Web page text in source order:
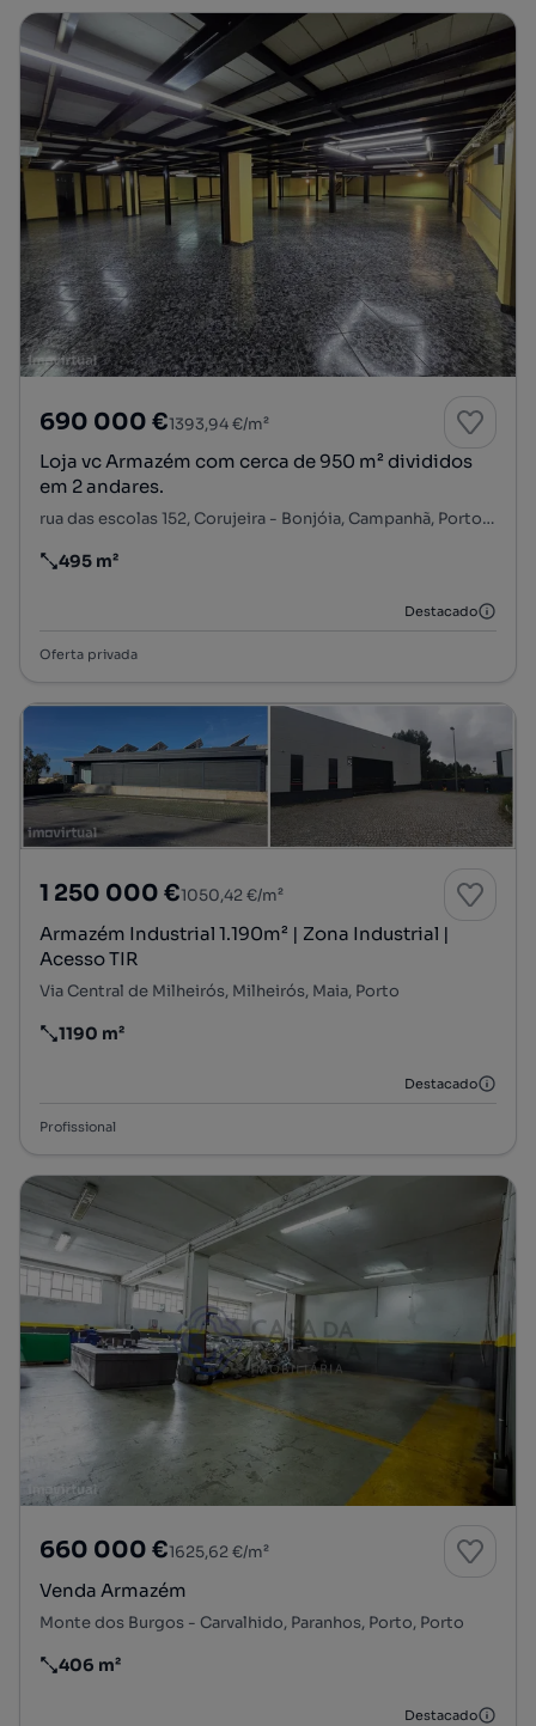
690 000 €1393,94 €/m²
Loja vc Armazém com cerca de 950 m² divididos
em 2 andares.
rua das escolas 152, Corujeira - Bonjóia, Campanhã, Porto, Porto
Preço por metro quadrado
495 m²
Destacado
Oferta privada
1 250 000 €1050,42 €/m²
Armazém Industrial 1.190m² | Zona Industrial |
Acesso TIR
Via Central de Milheirós, Milheirós, Maia, Porto
Preço por metro quadrado
1190 m²
Destacado
Profissional
660 000 €1625,62 €/m²
Venda Armazém
Monte dos Burgos - Carvalhido, Paranhos, Porto, Porto
Preço por metro quadrado
406 m²
Destacado